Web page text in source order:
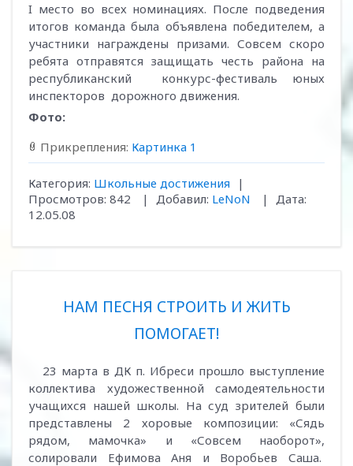
I место во всех номинациях. После подведения
итогов команда была объявлена победителем, а
участники награждены призами. Совсем скоро
ребята отправятся защищать честь района на
республиканский конкурс-фестиваль юных
инспекторов дорожного движения.
Фото:
Прикрепления: Картинка 1
Категория: Школьные достижения
|
Просмотров: 842 | Добавил: LeNoN |
Дата:
12.05.08
НАМ ПЕСНЯ СТРОИТЬ И ЖИТЬ
ПОМОГАЕТ!
23 марта в ДК п. Ибреси прошло выступление
коллектива художественной самодеятельности
учащихся нашей школы. На суд зрителей были
представлены 2 хоровые композиции: «Сядь
рядом, мамочка» и «Совсем наоборот»,
солировали Ефимова Аня и Воробьев Саша.